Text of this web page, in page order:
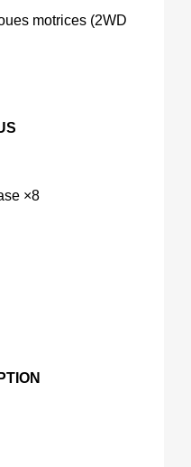
motrices (2WD
×8